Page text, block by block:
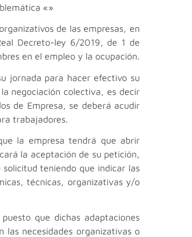
«»
de las empresas, en
Decreto-ley 6/2019, de 1 de
en el empleo y la ocupación.
jornada para hacer efectivo su
negociación colectiva, es decir
de Empresa, se deberá acudir
trabajadores.
la empresa tendrá que abrir
la aceptación de su petición,
teniendo que indicar las
técnicas, organizativas y/o
que dichas adaptaciones
las necesidades organizativas o